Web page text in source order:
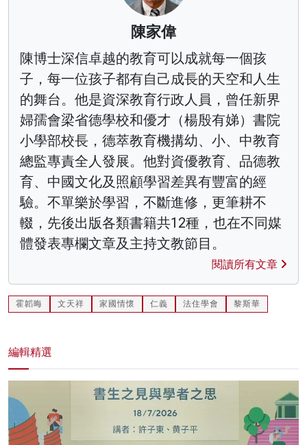
陳家偉
陳博士深信卓越的教育可以成就每一個孩
子，每一位孩子都有自己成長的天空和人生
的舞台。他是資深教育行政人員，曾任新界
婦孺會梁省德學校和優才（楊殷有娣）書院
小學部校長，德萃教育機搆幼、小、中教育
總監專責全人發展。他對資優教育、品德教
育、中國文化及照顧學習差異有豐富的經
驗。不單樂於學習，不斷進修，更筆耕不
輟，先後出版各類書籍共12種，也在不同媒
體發表專欄文章及主持文教節目。
閱讀所有文章
霍韜晦 文天祥 家國情懷 仁義 法住學會 黎斯華
編輯精選